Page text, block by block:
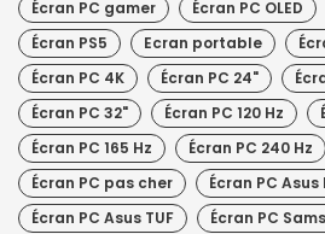
Écran PC gamer Écran PC OLED
Écran PS5
Ecran portable
Écran PC 4K
Écran PC 24"
Écran PC 32"
Écran PC 120 Hz
Écran PC 165 Hz
Écran PC 240 Hz
Écran PC pas cher
Écran PC Asus
Écran PC Asus TUF
Écran PC